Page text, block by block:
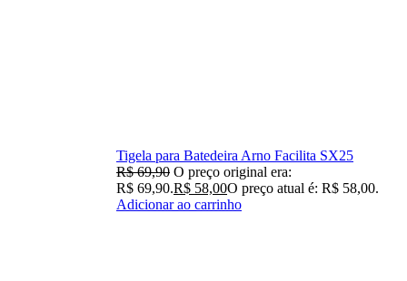
Tigela para Batedeira Arno Facilita SX25
R$69,90 O preço original era:
R$ 69,90.R$ 58,00O preço atual é: R$ 58,00.
Adicionar ao carrinho